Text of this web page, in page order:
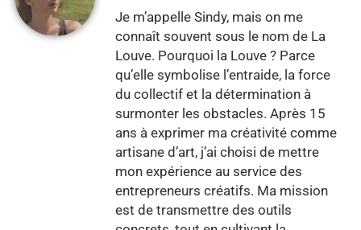
Je m’appelle Sindy, mais on me
connaît souvent sous le nom de La
Louve. Pourquoi la Louve ? Parce
qu’elle symbolise l’entraide, la force
du collectif et la détermination à
surmonter les obstacles. Après 15
ans à exprimer ma créativité comme
artisane d’art, j’ai choisi de mettre
mon expérience au service des
entrepreneurs créatifs. Ma mission
est de transmettre des outils